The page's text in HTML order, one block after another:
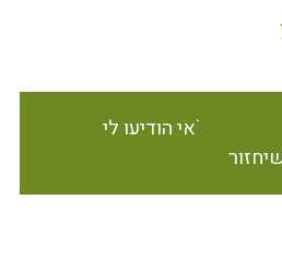
זמין במלאי הודיעו לי